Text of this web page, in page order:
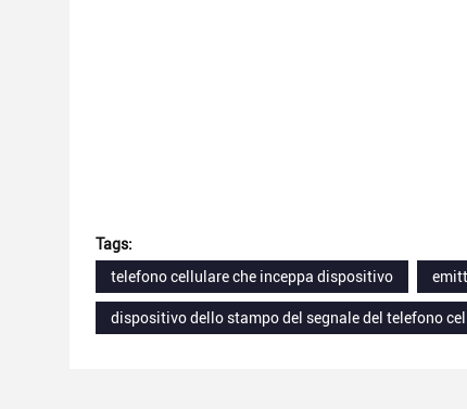
Tags:
telefono cellulare che inceppa dispositivo
dispositivo dello stampo del segnale del telefono